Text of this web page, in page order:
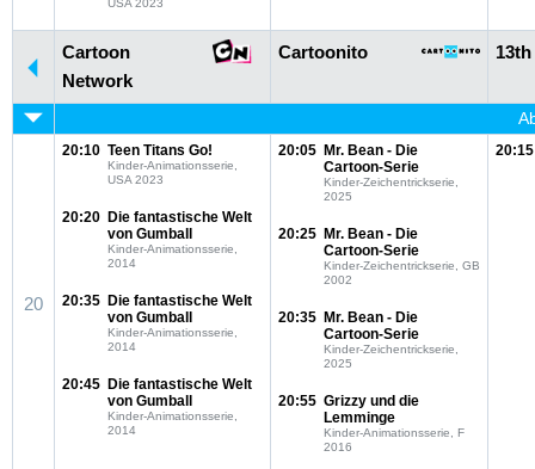
USA 2023
Cartoon
Network
Cartoonito
20
20:10 Teen Titans Go!
Kinder-Animationsserie,
USA 2023
20:20 Die fantastische Welt
von Gumball
Kinder-Animationsserie,
2014
20:35 Die fantastische Welt
von Gumball
Kinder-Animationsserie,
2014
20:45 Die fantastische Welt
von Gumball
Kinder-Animationsserie,
2014
20:05 Mr. Bean - Die
Cartoon-Serie
Kinder-Zeichentrickserie,
2025
20:25 Mr. Bean - Die
Cartoon-Serie
Kinder-Zeichentrickserie, GB
2002
20:35 Mr. Bean - Die
Cartoon-Serie
Kinder-Zeichentrickserie,
2025
20:55 Grizzy und die
Lemminge
Kinder-Animationsserie, F
2016
20:15